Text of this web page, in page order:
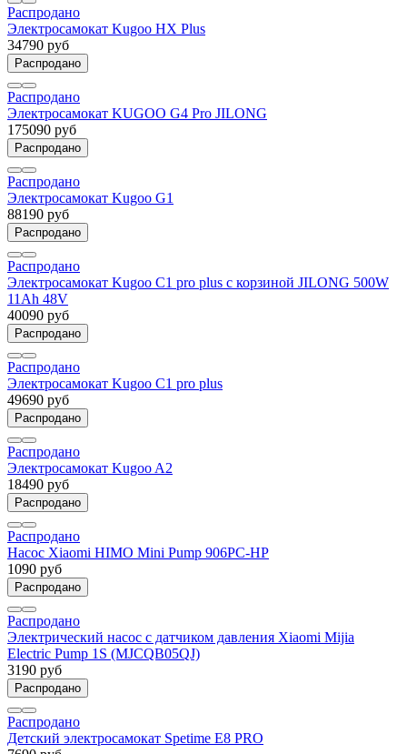
Распродано
Электросамокат Kugoo HX Plus
34790 руб
Распродано
Распродано
Электросамокат KUGOO G4 Pro JILONG
175090 руб
Распродано
Распродано
Электросамокат Kugoo G1
88190 руб
Распродано
Распродано
Электросамокат Kugoo C1 pro plus с корзиной JILONG 500W
11Ah 48V
40090 руб
Распродано
Распродано
Электросамокат Kugoo C1 pro plus
49690 руб
Распродано
Распродано
Электросамокат Kugoo A2
18490 руб
Распродано
Распродано
Насос Xiaomi HIMO Mini Pump 906PC-HP
1090 руб
Распродано
Распродано
Электрический насос с датчиком давления Xiaomi Mijia
Electric Pump 1S (MJCQB05QJ)
3190 руб
Распродано
Распродано
Детский электросамокат Spetime E8 PRO